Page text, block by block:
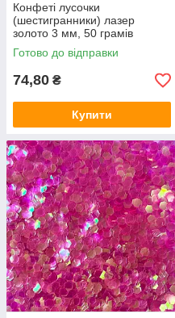
Конфеті лусочки
(шестигранники) лазер
золото 3 мм, 50 грамів
(Китай)
Готово до відправки
74,80 ₴
Купити